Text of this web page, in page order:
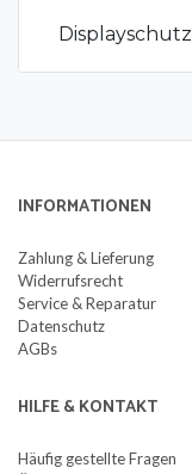
Displayschutz
INFORMATIONEN
Zahlung & Lieferung
Widerrufsrecht
Service & Reparatur
Datenschutz
AGBs
HILFE & KONTAKT
Häufig gestellte Fragen